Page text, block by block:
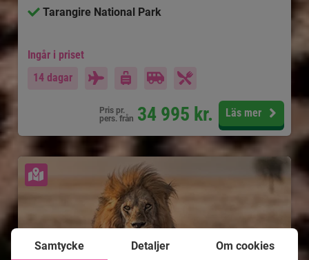
Tarangire National Park
Ingår i priset
14 dagar
Pris pr.
pers. från 34 995 kr. Läs mer
Samtycke Detaljer Om cookies